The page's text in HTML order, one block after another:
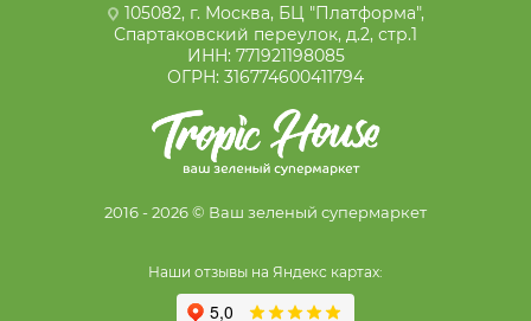
105082, г. Москва, БЦ "Платформа",
Спартаковский переулок, д.2, стр.1
ИНН: 771921198085
ОГРН: 316774600411794
2016 - 2026 © Ваш зеленый супермаркет
Наши отзывы на Яндекс картах: